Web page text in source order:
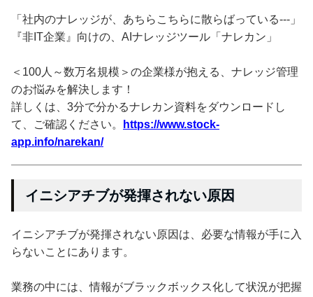
「社内のナレッジが、あちらこちらに散らばっている---」
『非IT企業』向けの、AIナレッジツール「ナレカン」
＜100人～数万名規模＞の企業様が抱える、ナレッジ管理
のお悩みを解決します！
詳しくは、3分で分かるナレカン資料をダウンロードし
て、ご確認ください。
https://www.stock-
app.info/narekan/
イニシアチブが発揮されない原因
イニシアチブが発揮されない原因は、必要な情報が手に入
らないことにあります。
業務の中には、情報がブラックボックス化して状況が把握